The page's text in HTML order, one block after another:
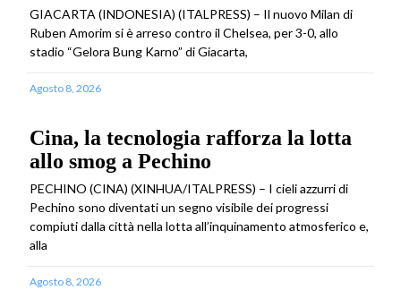
GIACARTA (INDONESIA) (ITALPRESS) – Il nuovo Milan di
Ruben Amorim si è arreso contro il Chelsea, per 3-0, allo
stadio “Gelora Bung Karno” di Giacarta,
Agosto 8, 2026
Cina, la tecnologia rafforza la lotta
allo smog a Pechino
PECHINO (CINA) (XINHUA/ITALPRESS) – I cieli azzurri di
Pechino sono diventati un segno visibile dei progressi
compiuti dalla città nella lotta all’inquinamento atmosferico e,
alla
Agosto 8, 2026